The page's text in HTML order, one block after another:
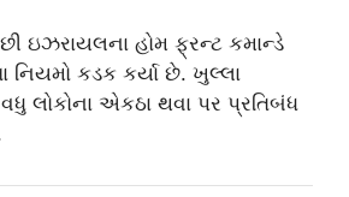
ઇઝરાયલના હોમ ફ્રન્ટ કમાન્ડે
નિયમો કડક કર્યા છે. ખુલ્લા
વધુ લોકોના એકઠા થવા પર પ્રતિબંધ